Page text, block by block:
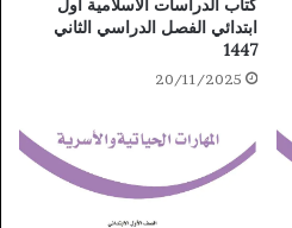
كتاب الدراسات الاسلامية اول
ابتدائي الفصل الدراسي الثاني
1447
20/11/2025